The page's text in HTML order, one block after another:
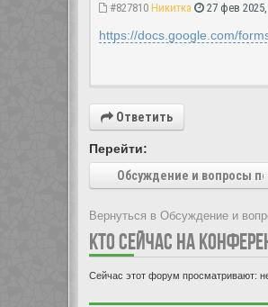
#827810 Никитка 27 фев
https://docs.google.com/
Ответить
Перейти:
Обсуждение и вопросы
Вернуться в Обсуждение и
КТО СЕЙЧАС НА
Сейчас этот форум просматривают: